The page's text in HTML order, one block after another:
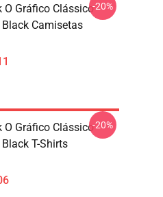
O Gráfico Clássico
Camisetas
-20%
O Gráfico Clássico
T-Shirts
-20%